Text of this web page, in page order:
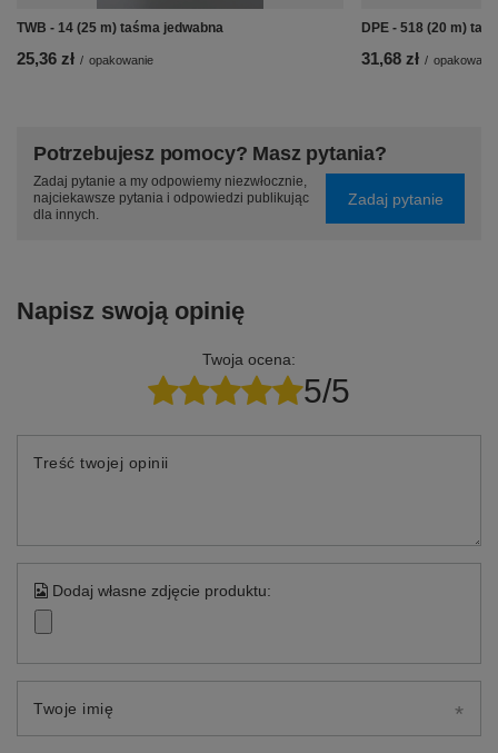
TWB - 14 (25 m) taśma jedwabna
25,36 zł / opakowanie
DPE - 518 (20 m)
31,68 zł / opakowanie
Potrzebujesz pomocy? Masz pytania?
Zadaj pytanie a my odpowiemy niezwłocznie,
najciekawsze pytania i odpowiedzi publikując
dla innych.
Zadaj pytanie
Napisz swoją opinię
Twoja ocena:
5/5
Treść twojej opinii
Dodaj własne zdjęcie produktu:
Twoje imię